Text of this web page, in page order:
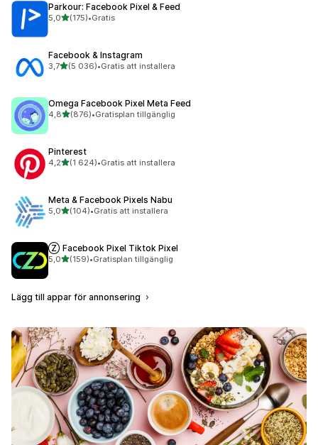
Parkour: Facebook Pixel & Feed
5,0av 5 stjärnor
(175)
175 recensioner totalt
•Gratis
Facebook & Instagram
3,7av 5 stjärnor
(5 036)
5036 recensioner totalt
•Gratis att installera
Omega Facebook Pixel Meta Feed
4,8av 5 stjärnor
(876)
876 recensioner totalt
•Gratisplan tillgänglig
Pinterest
4,2av 5 stjärnor
(1 624)
1624 recensioner totalt
•Gratis att installera
Meta & Facebook Pixels Nabu
5,0av 5 stjärnor
(104)
104 recensioner totalt
•Gratis att installera
Ⓩ Facebook Pixel Tiktok Pixel
5,0av 5 stjärnor
(159)
159 recensioner totalt
•Gratisplan tillgänglig
Lägg till appar för annonsering